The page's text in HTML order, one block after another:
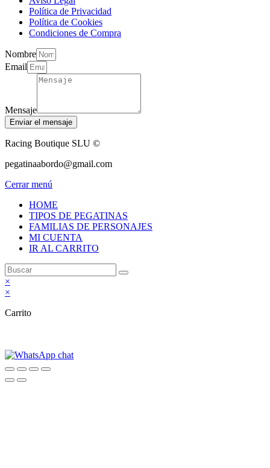
Política de Privacidad
Política de Cookies
Condiciones de Compra
Nombre
Email
Mensaje
Enviar el mensaje
Racing Boutique SLU ©
pegatinaabordo@gmail.com
Cerrar menú
HOME
TIPOS DE PEGATINAS
FAMILIAS DE PERSONAJES
MI CUENTA
IR AL CARRITO
×
×
Carrito